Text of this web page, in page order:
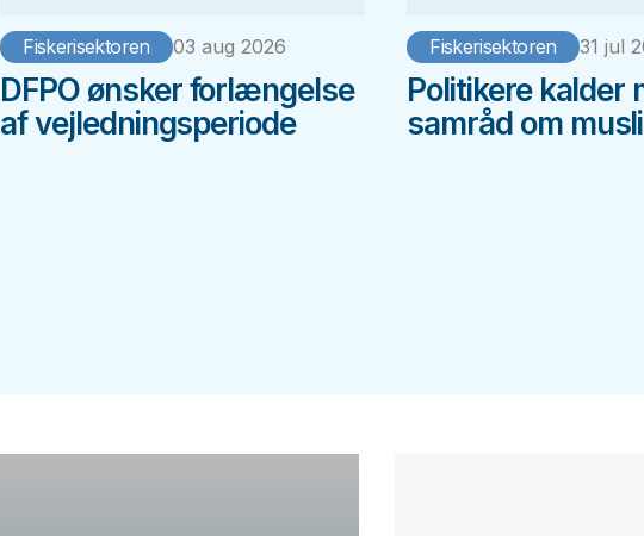
Fiskerisektoren 03 aug 2026
DFPO ønsker forlængelse
af vejledningsperiode
Fiskerisektoren 31 jul
Politikere kalder
samråd om